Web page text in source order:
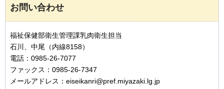
お問い合わせ
福祉保健部衛生管理課乳肉衛生担当
石川、中尾（内線8158）
電話：0985-26-7077
ファックス：0985-26-7347
メールアドレス：eiseikanri@pref.miyazaki.lg.jp